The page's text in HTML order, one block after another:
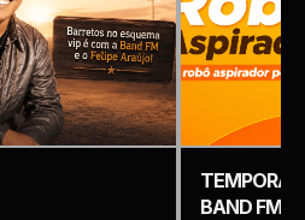
BAND FM!